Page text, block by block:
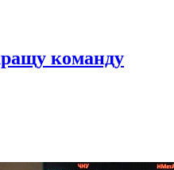
команду